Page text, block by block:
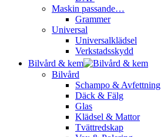
Maskin passande…
Grammer
Universal
Universalklädsel
Verkstadsskydd
Bilvård & kem
Bilvård
Schampo & Avfettning
Däck & Fälg
Glas
Klädsel & Mattor
Tvättredskap